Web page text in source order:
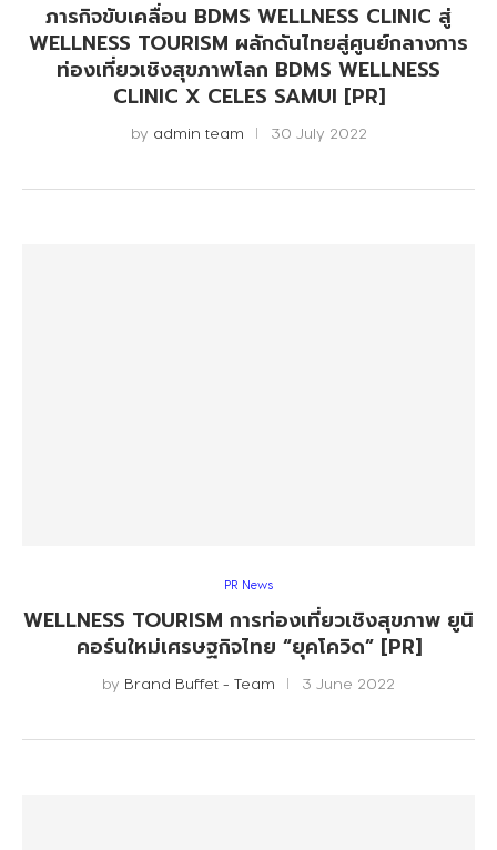
ภารกิจขับเคลื่อน BDMS WELLNESS CLINIC สู่
WELLNESS TOURISM ผลักดันไทยสู่ศูนย์กลางการ
ท่องเที่ยวเชิงสุขภาพโลก BDMS WELLNESS
CLINIC X CELES SAMUI [PR]
by admin team 30 July 2022
PR News
WELLNESS TOURISM การท่องเที่ยวเชิงสุขภาพ ยูนิ
คอร์นใหม่เศรษฐกิจไทย “ยุคโควิด” [PR]
by Brand Buffet - Team 3 June 2022